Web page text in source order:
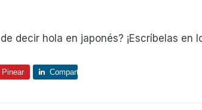
decir hola en japonés? ¡Escríbelas en
Pinear Comparte